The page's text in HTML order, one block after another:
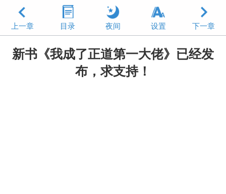
上一章 目录 夜间 设置 下一章
新书《我成了正道第一大佬》已经发
布，求支持！